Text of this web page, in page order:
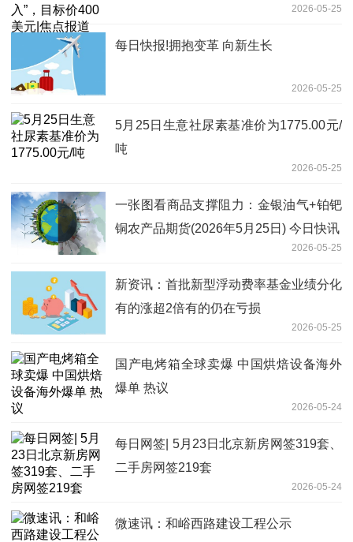
2026-05-25
每日快报!拥抱变革 向新生长
2026-05-25
5月25日生意社尿素基准价为1775.00元/
吨
2026-05-25
一张图看商品支撑阻力：金银油气+铂钯
铜农产品期货(2026年5月25日) 今日快讯
2026-05-25
新资讯：首批新型浮动费率基金业绩分化
有的涨超2倍有的仍在亏损
2026-05-25
国产电烤箱全球卖爆 中国烘焙设备海外
爆单 热议
2026-05-24
每日网签| 5月23日北京新房网签319套、
二手房网签219套
2026-05-24
微速讯：和峪西路建设工程公示